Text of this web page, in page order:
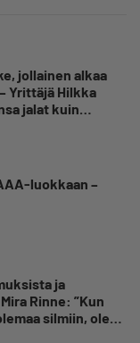
jollainen alkaa
Yrittäjä Hilkka
jalat kuin
luokkaan –
ja
Rinne: ”Kun
silmiin, olen